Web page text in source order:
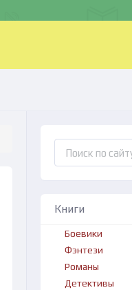
Книги
Боевики
Фэнтези
Романы
Детективы